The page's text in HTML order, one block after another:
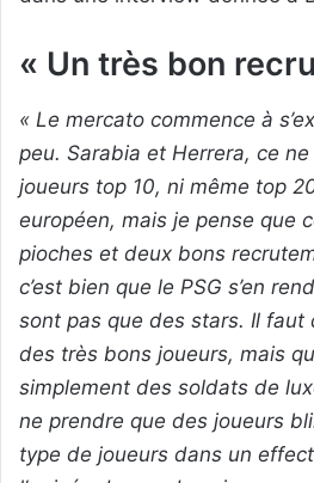
« Un très bon
« Le mercato commence à
peu. Sarabia et Herrera, ce
joueurs top 10, ni même top
européen, mais je pense que
pioches et deux bons
c’est bien que le PSG s’en
sont pas que des stars. Il faut
des très bons joueurs, mais
simplement des soldats de
ne prendre que des joueurs
type de joueurs dans un